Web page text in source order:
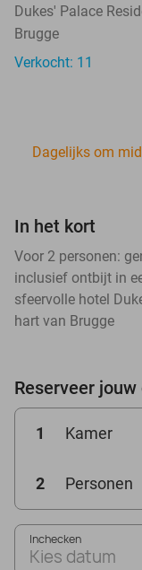
Dukes' Palace
Brugge
Verkocht: 11
Dagelijks om
In het kort
Voor 2 personen:
inclusief ontbijt in
sfeervolle hotel
hart van Brugge
Reserveer jouw
1 Kamer
2 Personen
Inchecken
Kies datum